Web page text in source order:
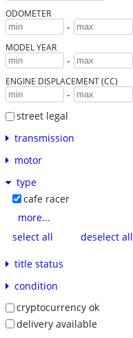
ODOMETER
-
MODEL YEAR
-
ENGINE DISPLACEMENT (CC)
-
street legal
transmission
motor
type
cafe racer
more...
select all
deselect all
title status
condition
cryptocurrency ok
delivery available